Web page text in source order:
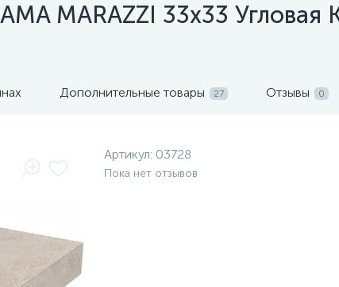
MARAZZI 33х33
Дополнительные товары 27 Отзывы 0
Артикул: 03728
Пока нет отзывов